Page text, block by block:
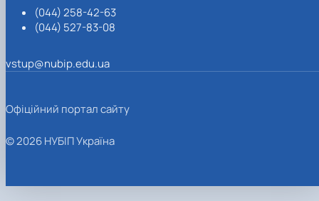
(044) 258-42-63
(044) 527-83-08
vstup@nubip.edu.ua
Офіційний портал сайту
© 2026 НУБІП Україна